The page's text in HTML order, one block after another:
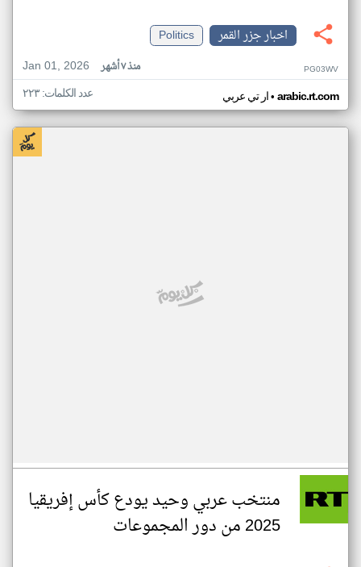
اخبار جزر القمر
Politics
Jan 01, 2026
منذ ٧ أشهر PG03WV
ار تي عربي• arabic.rt.com عدد الكلمات: ٢٢٣
منتخب عربي وحيد يودع كأس إفريقيا
2025 من دور المجموعات